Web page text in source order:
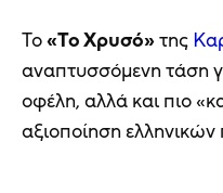
Το«Το Χρυσό»της
αναπτυσσόμενη τάση
οφέλη, αλλά και πιο
αξιοποίηση